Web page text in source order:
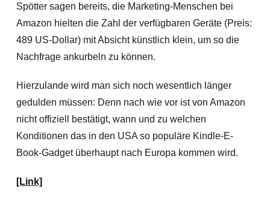
Spötter sagen bereits, die Marketing-Menschen bei
Amazon hielten die Zahl der verfügbaren Geräte (Preis:
489 US-Dollar) mit Absicht künstlich klein, um so die
Nachfrage ankurbeln zu können.
Hierzulande wird man sich noch wesentlich länger
gedulden müssen: Denn nach wie vor ist von Amazon
nicht offiziell bestätigt, wann und zu welchen
Konditionen das in den USA so populäre Kindle-E-
Book-Gadget überhaupt nach Europa kommen wird.
[Link]